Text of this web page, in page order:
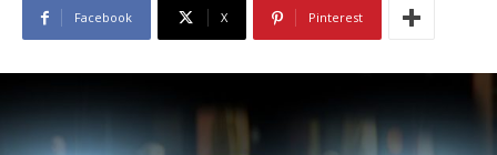
Facebook X Pinterest